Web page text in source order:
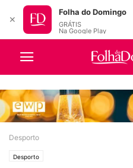
Desporto
Desporto
✕
Folha do Domingo
GRÁTIS
Na Google Play